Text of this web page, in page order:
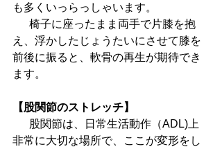
も多くいっらっしゃいます。
え、浮かしたじょうたいにさせて膝を
前後に振ると、軟骨の再生が期待でき
ます。
【股関節のストレッチ】
非常に大切な場所で、ここが変形をし